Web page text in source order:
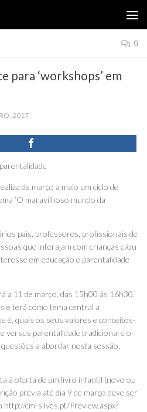
0
para ‘workshops’ em
2017
de março a maio um ciclo de
‘O maravilhoso mundo da
pais, professores, profissionais de
que interajam com crianças e/ou
em educação e parentalidade
a 11 de março, das 15h00 às 16h30,
e terá como tema central a
é, quais os seus valores e conceitos-
versus parentalidade tradicional e o
questões a abordar nesta sessão,
à oferta de um livro infantil (novo ou
prévia até dia 9 de março deve ser
cm-silves.pt/Preview.aspx?